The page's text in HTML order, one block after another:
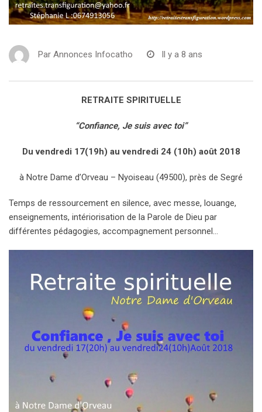
Par Annonces Infocatho Il y a 8 ans
RETRAITE SPIRITUELLE
“Confiance, Je suis avec toi”
Du vendredi 17(19h) au vendredi 24 (10h) août 2018
à Notre Dame d’Orveau – Nyoiseau (49500), près de Segré
Temps de ressourcement en silence, avec messe, louange,
enseignements, intériorisation de la Parole de Dieu par
différentes pédagogies, accompagnement personnel…